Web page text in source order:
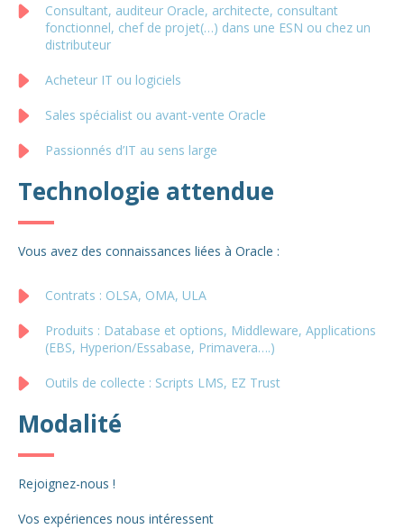
Consultant, auditeur Oracle, architecte, consultant
fonctionnel, chef de projet(…) dans une ESN ou chez un
distributeur
Acheteur IT ou logiciels
Sales spécialist ou avant-vente Oracle
Passionnés d’IT au sens large
Technologie attendue
Vous avez des connaissances liées à Oracle :
Contrats : OLSA, OMA, ULA
Produits : Database et options, Middleware, Applications
(EBS, Hyperion/Essabase, Primavera….)
Outils de collecte : Scripts LMS, EZ Trust
Modalité
Rejoignez-nous !
Vos expériences nous intéressent